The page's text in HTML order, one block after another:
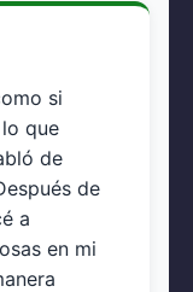
si
que
de
de
a
en mi